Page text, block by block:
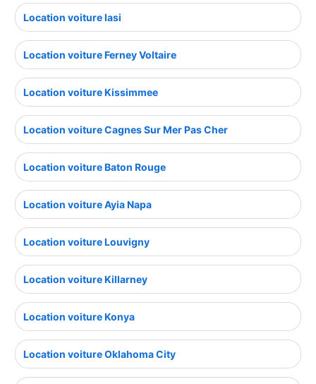
Location voiture Iasi
Location voiture Ferney Voltaire
Location voiture Kissimmee
Location voiture Cagnes Sur Mer Pas Cher
Location voiture Baton Rouge
Location voiture Ayia Napa
Location voiture Louvigny
Location voiture Killarney
Location voiture Konya
Location voiture Oklahoma City